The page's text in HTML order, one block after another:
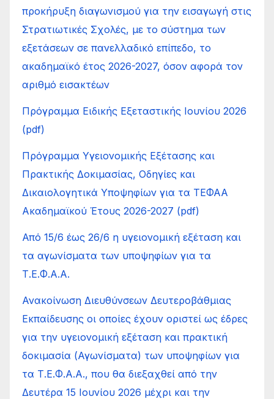
προκήρυξη διαγωνισμού για την εισαγωγή στις
Στρατιωτικές Σχολές, με το σύστημα των
εξετάσεων σε πανελλαδικό επίπεδο, το
ακαδημαϊκό έτος 2026-2027, όσον αφορά τον
αριθμό εισακτέων
Πρόγραμμα Ειδικής Εξεταστικής Ιουνίου 2026
(pdf)
Πρόγραμμα Υγειονομικής Εξέτασης και
Πρακτικής Δοκιμασίας, Οδηγίες και
Δικαιολογητικά Υποψηφίων για τα ΤΕΦΑΑ
Ακαδημαϊκού Έτους 2026-2027 (pdf)
Από 15/6 έως 26/6 η υγειονομική εξέταση και
τα αγωνίσματα των υποψηφίων για τα
Τ.Ε.Φ.Α.Α.
Ανακοίνωση Διευθύνσεων Δευτεροβάθμιας
Εκπαίδευσης οι οποίες έχουν οριστεί ως έδρες
για την υγειονομική εξέταση και πρακτική
δοκιμασία (Αγωνίσματα) των υποψηφίων για
τα Τ.Ε.Φ.Α.Α., που θα διεξαχθεί από την
Δευτέρα 15 Ιουνίου 2026 μέχρι και την